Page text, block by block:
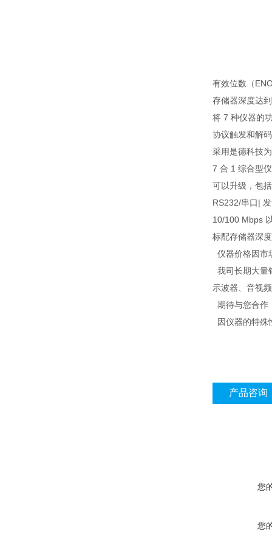
有效位数（
存储器深度达
将 7 种仪器的
协议触发和解
采用是德科技
7 合 1 综合型
可以升级，包
RS232/串口|
10/100 Mbps
标配存储器深
仪器价格因市
我司长期大量
示波器、音视
期待与您合作
因仪器的特殊
产品咨询
您
您